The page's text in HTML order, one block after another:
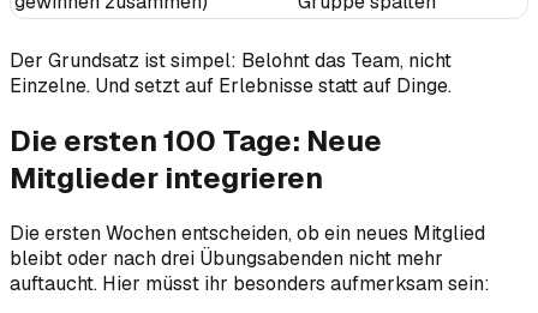
Der Grundsatz ist simpel: Belohnt das Team, nicht
Einzelne. Und setzt auf Erlebnisse statt auf Dinge.
Die ersten 100 Tage: Neue
Mitglieder integrieren
Die ersten Wochen entscheiden, ob ein neues Mitglied
bleibt oder nach drei Übungsabenden nicht mehr
auftaucht. Hier müsst ihr besonders aufmerksam sein: